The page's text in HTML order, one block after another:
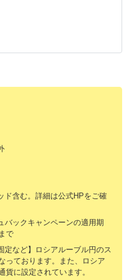
ド含む。詳細は公式HPをご確
ックキャンペーンの適用期
で
など】ロシアルーブル円のス
っております。また、ロシア
貨に設定されています。